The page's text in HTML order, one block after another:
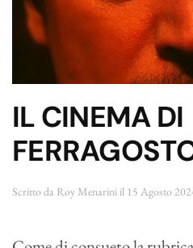
IL CINEMA DI
Scritto da Roy Menarini il 15 Agosto